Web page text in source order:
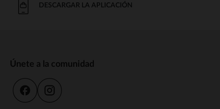
DESCARGAR LA APLICACIÓN
Únete a la comunidad